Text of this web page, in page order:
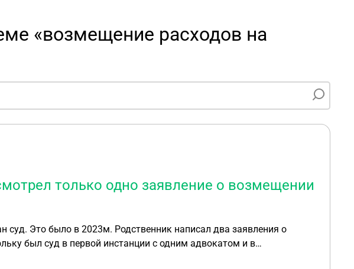
«возмещение расходов на
только одно заявление о возмещении
о
был суд в первой инстанции с одним адвокатом и в
назначением заседания, родственник умер. Я тут же